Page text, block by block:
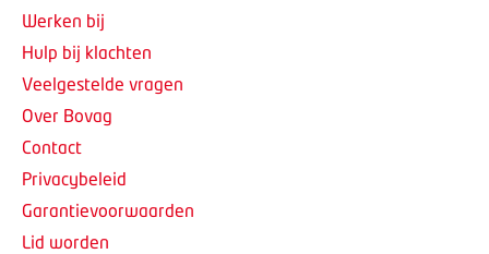
Werken bij
Hulp bij klachten
Veelgestelde vragen
Over Bovag
Contact
Privacybeleid
Garantievoorwaarden
Lid worden